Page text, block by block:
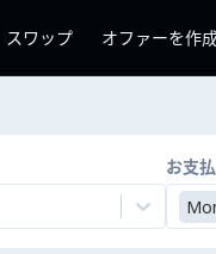
スワップ オファーを作
お支